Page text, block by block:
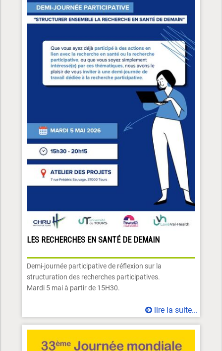
LES RECHERCHES EN SANTÉ DE DEMAIN
Demi-journée participative de réflexion sur la
structuration des recherches participatives.
Mardi 5 mai à partir de 15H30.
lire la suite...